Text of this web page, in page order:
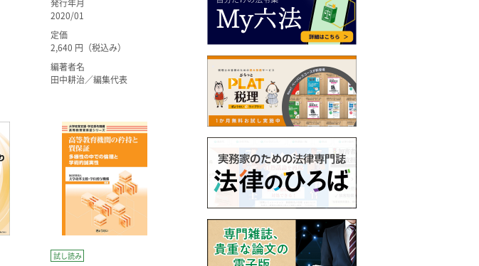
発行年月
2020/01
定価
2,640 円（税込み）
編著者名
田中耕治／編集代表
試し読み